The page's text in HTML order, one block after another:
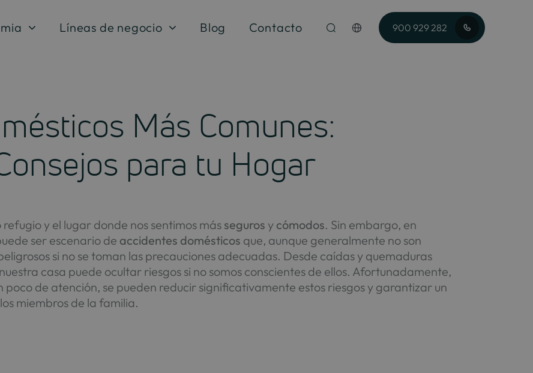
Líneas de negocio Blog Contacto 900 929 282
Más Comunes:
para tu Hogar
y el lugar donde nos sentimos más seguros y cómodos. Sin embargo, en
ser escenario de accidentes domésticos que, aunque generalmente no son
si no se toman las precauciones adecuadas. Desde caídas y quemaduras
casa puede ocultar riesgos si no somos conscientes de ellos. Afortunadamente,
poco de atención, se pueden reducir significativamente estos riesgos y garantizar un
miembros de la familia.